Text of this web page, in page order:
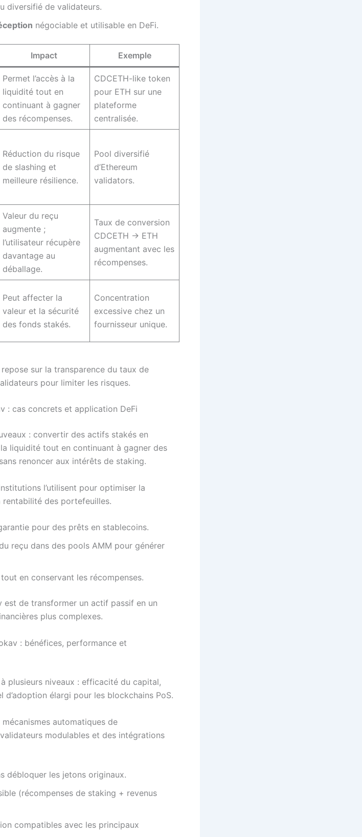
diversifié de validateurs.
négociable et utilisable en DeFi.
Impact Exemple
Permet l’accès à la
liquidité tout en
continuant à gagner
des récompenses.
CDCETH-like token
pour ETH sur une
plateforme
centralisée.
Réduction du risque
de slashing et
meilleure résilience.
Pool diversifié
d’Ethereum
validators.
Valeur du reçu
augmente ;
l’utilisateur récupère
davantage au
déballage.
Taux de conversion
CDCETH → ETH
augmentant avec les
récompenses.
Peut affecter la
valeur et la sécurité
des fonds stakés.
Concentration
excessive chez un
fournisseur unique.
repose sur la transparence du taux de
pour limiter les risques.
: cas concrets et application DeFi
: convertir des actifs stakés en
liquidité tout en continuant à gagner des
renoncer aux intérêts de staking.
l’utilisent pour optimiser la
des portefeuilles.
pour des prêts en stablecoins.
reçu dans des pools AMM pour générer
en conservant les récompenses.
est de transformer un actif passif en un
plus complexes.
: bénéfices, performance et
plusieurs niveaux : efficacité du capital,
élargi pour les blockchains PoS.
automatiques de
modulables et des intégrations
débloquer les jetons originaux.
(récompenses de staking + revenus
compatibles avec les principaux